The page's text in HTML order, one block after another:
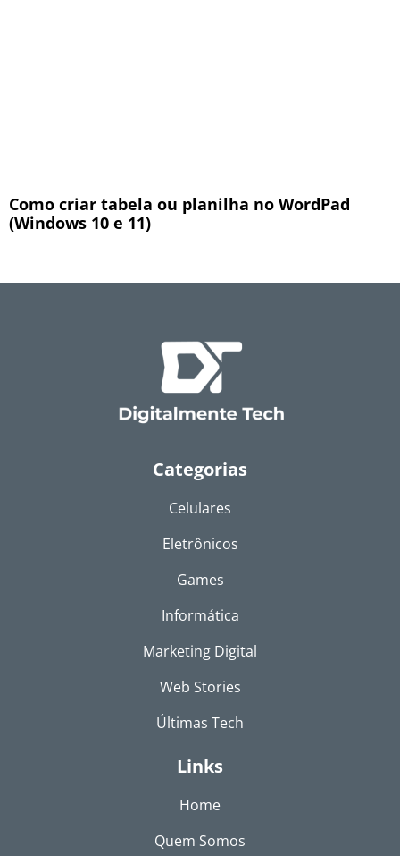
Como criar tabela ou planilha no WordPad
(Windows 10 e 11)
Categorias
Celulares
Eletrônicos
Games
Informática
Marketing Digital
Web Stories
Últimas Tech
Links
Home
Quem Somos